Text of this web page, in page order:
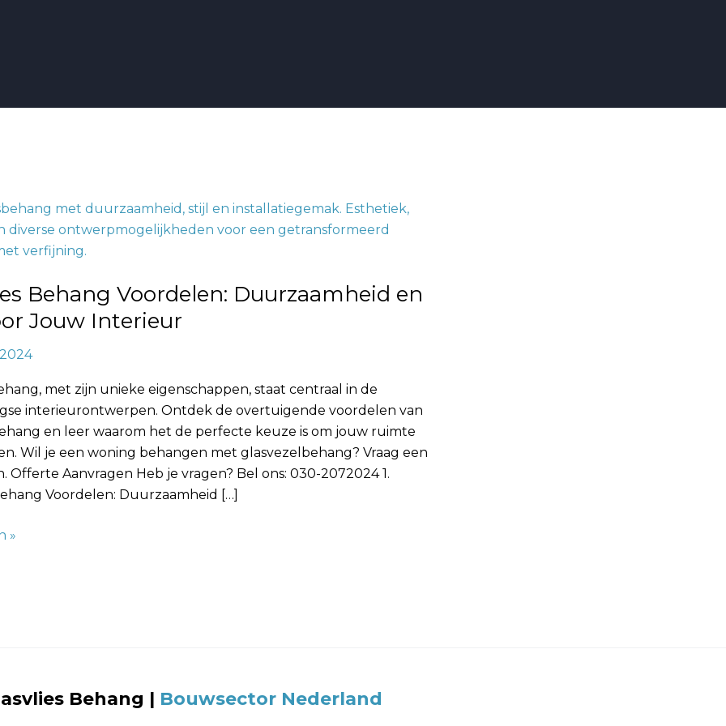
Behang Voordelen: Duurzaamheid en
Jouw Interieur
met zijn unieke eigenschappen, staat centraal in de
interieurontwerpen. Ontdek de overtuigende voordelen van
en leer waarom het de perfecte keuze is om jouw ruimte
Wil je een woning behangen met glasvezelbehang? Vraag een
Offerte Aanvragen Heb je vragen? Bel ons: 030-2072024 1.
Voordelen: Duurzaamheid […]
»
Behang | Bouwsector Nederland